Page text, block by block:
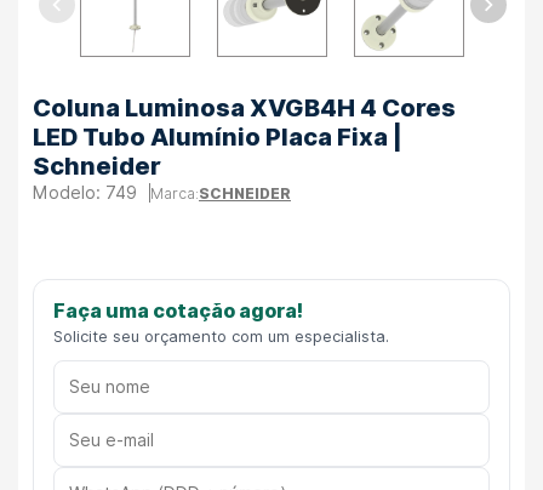
Coluna Luminosa XVGB4H 4 Cores
LED Tubo Alumínio Placa Fixa |
Schneider
749 SCHNEIDER
Faça uma cotação agora!
Solicite seu orçamento com um especialista.